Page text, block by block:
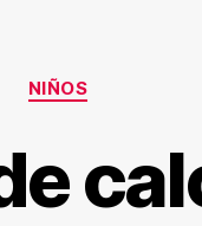
Categorías
NIÑOS